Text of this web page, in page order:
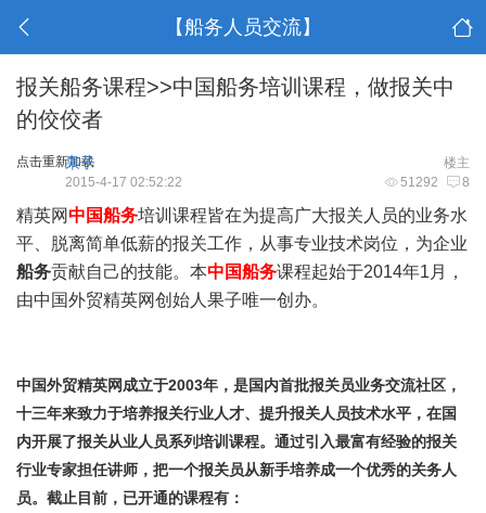
【船务人员交流】
报关船务课程>>中国船务培训课程，做报关中
的佼佼者
点击重新加载 楼主
果子
51292 8
2015-4-17 02:52:22
精英网中国船务培训课程皆在为提高广大报关人员的业务水
平、脱离简单低薪的报关工作，从事专业技术岗位，为企业
船务贡献自己的技能。本中国船务课程起始于2014年1月，
由中国外贸精英网创始人果子唯一创办。
中国外贸精英网成立于2003年，是国内首批报关员业务交流社区，
十三年来致力于培养报关行业人才、提升报关人员技术水平，在国
内开展了报关从业人员系列培训课程。通过引入最富有经验的报关
行业专家担任讲师，把一个报关员从新手培养成一个优秀的关务人
员。截止目前，已开通的课程有：